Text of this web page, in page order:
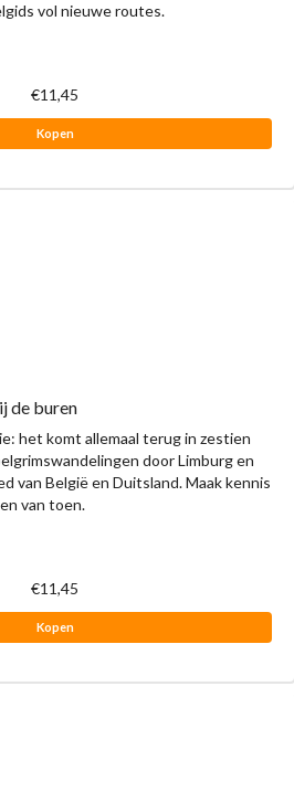
vol nieuwe routes.
€11,45
Kopen
de buren
het komt allemaal terug in zestien
door Limburg en
van België en Duitsland. Maak kennis
van toen.
€11,45
Kopen